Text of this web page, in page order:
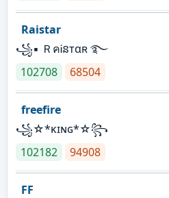
Raistar
꧁▪ ＲคᎥនтαʀ ࿐
102708
68504
freefire
꧁☆*κɪɴɢ*☆꧂
102182
94908
FF